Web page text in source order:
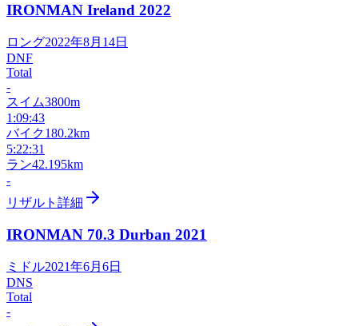
IRONMAN Ireland 2022
ロング2022年8月14日
DNF
Total
-
スイム3800m
1:09:43
バイク180.2km
5:22:31
ラン42.195km
-
リザルト詳細
IRONMAN 70.3 Durban 2021
ミドル2021年6月6日
DNS
Total
-